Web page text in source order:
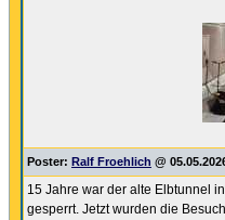
Poster: Ralf Froehlich @
15 Jahre war der alte Elbtunnel
gesperrt. Jetzt wurden die